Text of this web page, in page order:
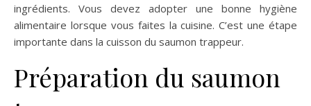
ingrédients. Vous devez adopter une bonne hygiène
alimentaire lorsque vous faites la cuisine. C’est une étape
importante dans la cuisson du saumon trappeur.
Préparation du saumon